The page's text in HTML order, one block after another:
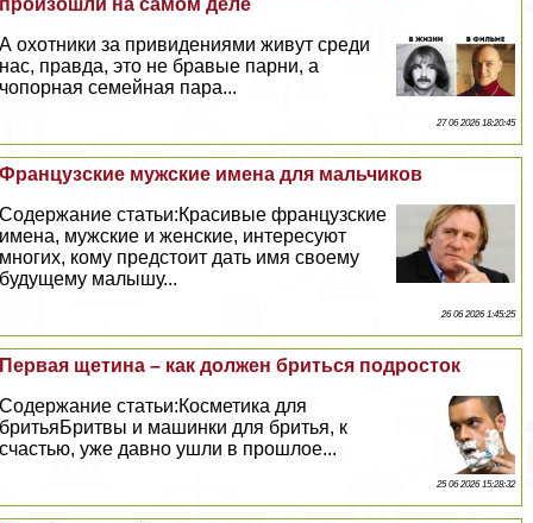
произошли на самом деле
А охотники за привидениями живут среди
нас, правда, это не бравые парни, а
чопopная семейная пара...
27 06 2026 18:20:45
Французские мужские имена для мальчиков
Содержание статьи:Красивые французские
имена, мужские и женские, интересуют
многих, кому предстоит дать имя своему
будущему малышу...
26 06 2026 1:45:25
Первая щетина – как должен бриться подросток
Содержание статьи:Косметика для
бритьяБритвы и машинки для бритья, к
счастью, уже давно ушли в прошлое...
25 06 2026 15:28:32